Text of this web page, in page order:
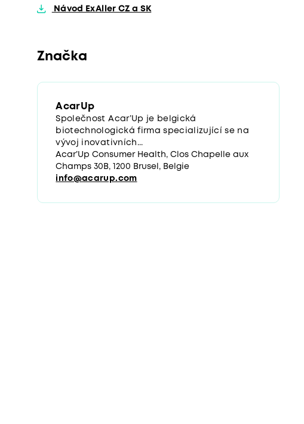
Návod ExAller CZ a SK
Značka
AcarUp
Společnost Acar’Up je belgická
biotechnologická firma specializující se na
vývoj inovativních...
Acar’Up Consumer Health, Clos Chapelle aux
Champs 30B, 1200 Brusel, Belgie
info@acarup.com